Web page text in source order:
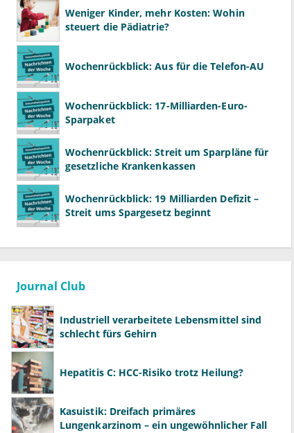
Weniger Kinder, mehr Kosten: Wohin
steuert die Pädiatrie?
Wochenrückblick: Aus für die Telefon-AU
Wochenrückblick: 17-Milliarden-Euro-
Sparpaket
Wochenrückblick: Streit um Sparpläne für
gesetzliche Krankenkassen
Wochenrückblick: 19 Milliarden Defizit –
Streit ums Spargesetz beginnt
Journal Club
Industriell verarbeitete Lebensmittel sind
schlecht fürs Gehirn
Hepatitis C: HCC-Risiko trotz Heilung?
Kasuistik: Dreifach primäres
Lungenkarzinom – ein ungewöhnlicher Fall